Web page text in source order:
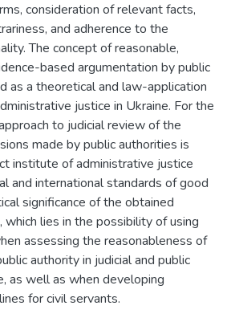
consideration of relevant facts,
and adherence to the
The concept of reasonable,
based argumentation by public
as a theoretical and law-application
justice in Ukraine. For the
to judicial review of the
made by public authorities is
institute of administrative justice
and international standards of good
significance of the obtained
which lies in the possibility of using
assessing the reasonableness of
authority in judicial and public
as well as when developing
for civil servants.